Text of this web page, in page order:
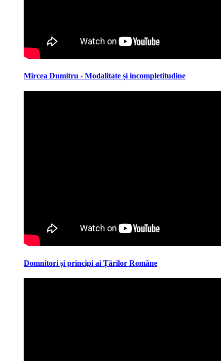
Mircea Dumitru - Modalitate și incompletitudine
Domnitori și principi ai Țărilor Române